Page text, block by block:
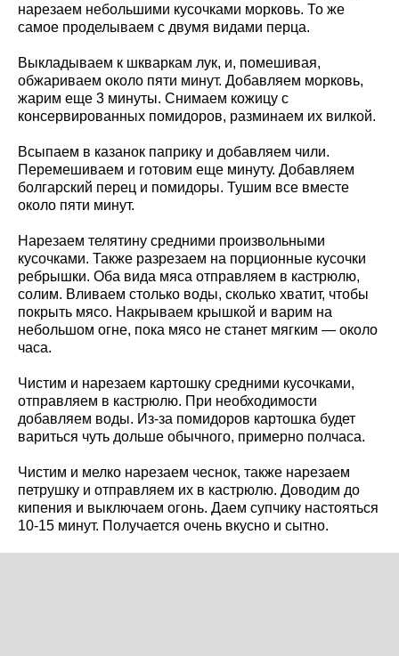
нарезаем небольшими кусочками морковь. То же
самое проделываем с двумя видами перца.
Выкладываем к шкваркам лук, и, помешивая,
обжариваем около пяти минут. Добавляем морковь,
жарим еще 3 минуты. Снимаем кожицу с
консервированных помидоров, разминаем их вилкой.
Всыпаем в казанок паприку и добавляем чили.
Перемешиваем и готовим еще минуту. Добавляем
болгарский перец и помидоры. Тушим все вместе
около пяти минут.
Нарезаем телятину средними произвольными
кусочками. Также разрезаем на порционные кусочки
ребрышки. Оба вида мяса отправляем в кастрюлю,
солим. Вливаем столько воды, сколько хватит, чтобы
покрыть мясо. Накрываем крышкой и варим на
небольшом огне, пока мясо не станет мягким — около
часа.
Чистим и нарезаем картошку средними кусочками,
отправляем в кастрюлю. При необходимости
добавляем воды. Из-за помидоров картошка будет
вариться чуть дольше обычного, примерно полчаса.
Чистим и мелко нарезаем чеснок, также нарезаем
петрушку и отправляем их в кастрюлю. Доводим до
кипения и выключаем огонь. Даем супчику настояться
10-15 минут. Получается очень вкусно и сытно.